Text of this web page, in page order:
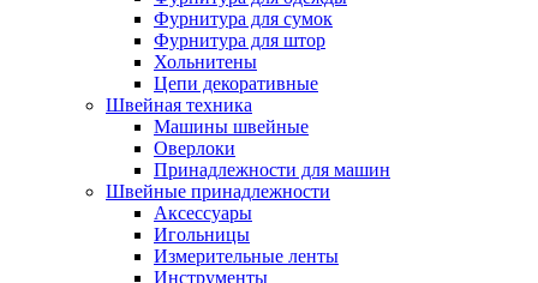
Фурнитура для сумок
Фурнитура для штор
Хольнитены
Цепи декоративные
Швейная техника
Машины швейные
Оверлоки
Принадлежности для машин
Швейные принадлежности
Аксессуары
Игольницы
Измерительные ленты
Инструменты